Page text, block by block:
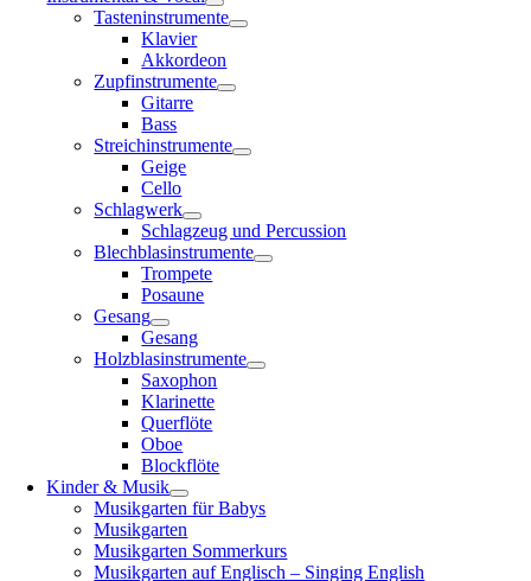
Tasteninstrumente
Klavier
Akkordeon
Zupfinstrumente
Gitarre
Bass
Streichinstrumente
Geige
Cello
Schlagwerk
Schlagzeug und Percussion
Blechblasinstrumente
Trompete
Posaune
Gesang
Gesang
Holzblasinstrumente
Saxophon
Klarinette
Querflöte
Oboe
Blockflöte
Kinder & Musik
Musikgarten für Babys
Musikgarten
Musikgarten Sommerkurs
Musikgarten auf Englisch – Singing English